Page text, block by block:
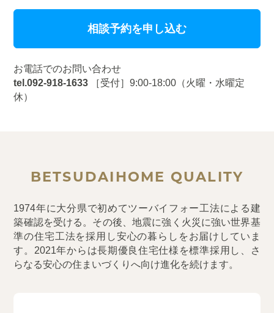
相談予約を申し込む
お電話でのお問い合わせ
tel.092-918-1633 ［受付］9:00-18:00（火曜・水曜定
休）
BETSUDAIHOME QUALITY
1974年に大分県で初めてツーバイフォー工法による建
築確認を受ける。その後、地震に強く火災に強い世界基
準の住宅工法を採用し安心の暮らしをお届けしていま
す。2021年からは長期優良住宅仕様を標準採用し、さ
らなる安心の住まいづくりへ向け進化を続けます。